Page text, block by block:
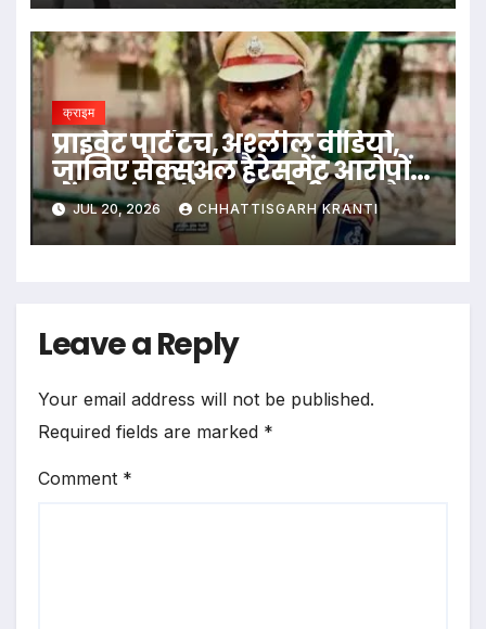
क्राइम
प्राइवेट पार्ट टच, अश्लील वीडियो,
जानिए सेक्सुअल हैरेसमेंट आरोपों
में बुरा फंसे उदय कृष्ण रेड्डी IPS कौन
JUL 20, 2026 CHHATTISGARH KRANTI
Leave a Reply
Your email address will not be published.
Required fields are marked *
Comment *